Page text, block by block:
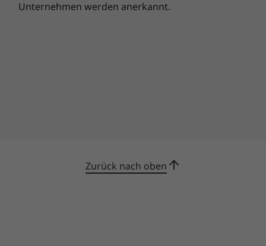
Kennwort – und Sorgen ade
biometrisches Hacking durch die Anti-Spoof-
Unternehmen werden anerkannt.
Zurück nach oben